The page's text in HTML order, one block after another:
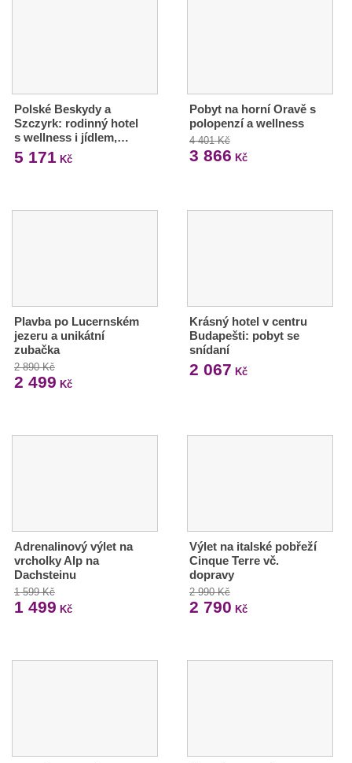
Polské Beskydy a
Szczyrk: rodinný hotel
s wellness i jídlem,…
5 171 Kč
Pobyt na horní Oravě s
polopenzí a wellness
4 401 Kč
3 866 Kč
Plavba po Lucernském
jezeru a unikátní
zubačka
2 890 Kč
2 499 Kč
Krásný hotel v centru
Budapešti: pobyt se
snídaní
2 067 Kč
Adrenalinový výlet na
vrcholky Alp na
Dachsteinu
1 599 Kč
1 499 Kč
Výlet na italské pobřeží
Cinque Terre vč.
dopravy
2 990 Kč
2 790 Kč